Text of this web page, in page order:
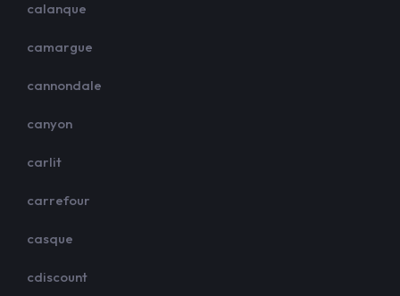
calanque
camargue
cannondale
canyon
carlit
carrefour
casque
cdiscount